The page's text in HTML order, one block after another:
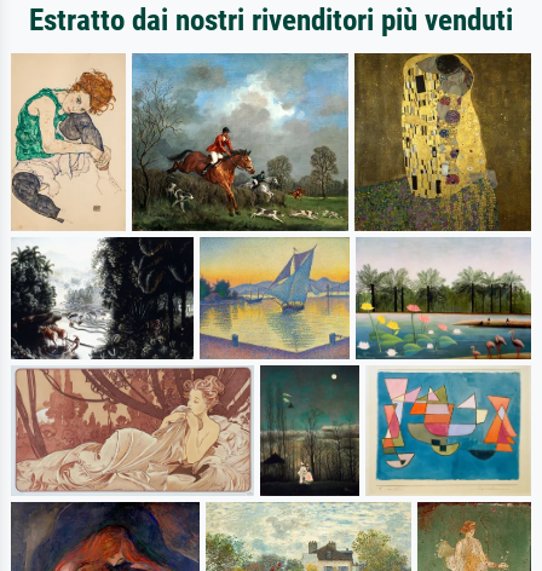
Estratto dai nostri rivenditori più venduti